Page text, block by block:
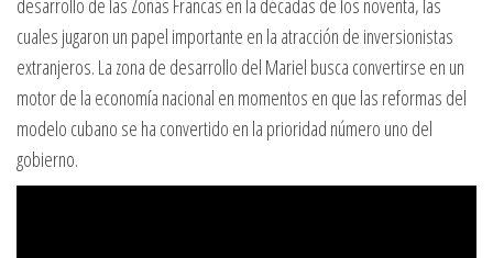
desarrollo de las Zonas Francas en la décadas de los noventa, las
cuales jugaron un papel importante en la atracción de inversionistas
extranjeros. La zona de desarrollo del Mariel busca convertirse en un
motor de la economía nacional en momentos en que las reformas del
modelo cubano se ha convertido en la prioridad número uno del
gobierno.